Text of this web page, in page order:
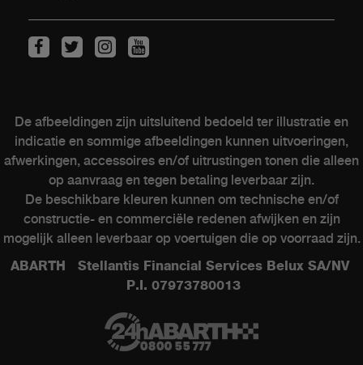
KLANTEN
Naverkoop
Contacteer een verkooppunt
ABARTH WERELD
Geschiedenis
Speciale series
De afbeeldingen zijn uitsluitend bedoeld ter illustratie en
indicatie en sommige afbeeldingen kunnen uitvoeringen,
afwerkingen, accessoires en/of uitrustingen tonen die alleen
op aanvraag en tegen betaling leverbaar zijn.
De beschikbare kleuren kunnen om technische en/of
constructie- en commerciële redenen afwijken en zijn
mogelijk alleen leverbaar op voertuigen die op voorraad zijn.
ABARTH Stellantis Financial Services Belux SA/NV
P.I. 07973780013